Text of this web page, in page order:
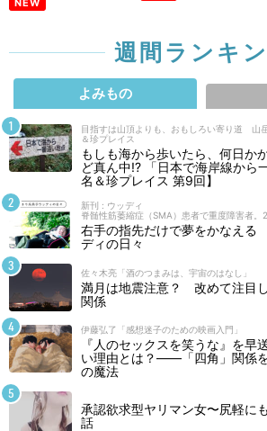
NEW
週間ランキ
よみもの
目指すは山頂よりも、おもしろい寄り道 山
＆珍プレイス
もしも海から歩いたら、何日か
ど真ん中!? 「日本で海岸線から
名＆珍プレイス 第9回】
新刊 : ウッディ
脊髄性筋萎縮症（SMA）患者で重度障害者。
右手の指先だけで夢をかなえる
ディの日々
佐々木亮「酒のつまみは、宇宙のはなし」
満月は地震注意？ 改めて注目
関係
伊藤弘了「感想迷子のための映画入門」
『人のセックスを笑うな』を早
い理由とは？――「四角」関係
の魔法
承認欲求型ヤリマン女〜尻軽に
話